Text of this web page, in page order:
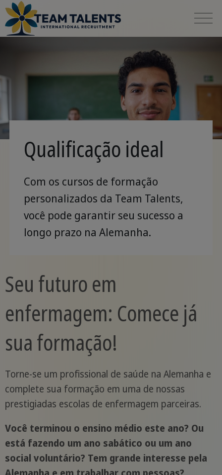
Qualificação ideal
Com os cursos de formação
personalizados da Team Talents,
você pode garantir seu sucesso a
longo prazo na Alemanha.
Seu futuro em
enfermagem: Comece já
sua formação!
Torne-se um profissional de saúde na Alemanha e
complete sua formação em uma de nossas
prestigiadas escolas de enfermagem parceiras.
Você terminou o ensino médio este ano? Ou
está fazendo um ano sabático ou um ano
social voluntário? Tem grande interesse pela